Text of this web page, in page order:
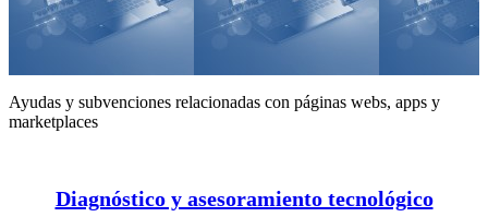
Ayudas y subvenciones relacionadas con páginas webs, apps y
marketplaces
Diagnóstico y asesoramiento tecnológico